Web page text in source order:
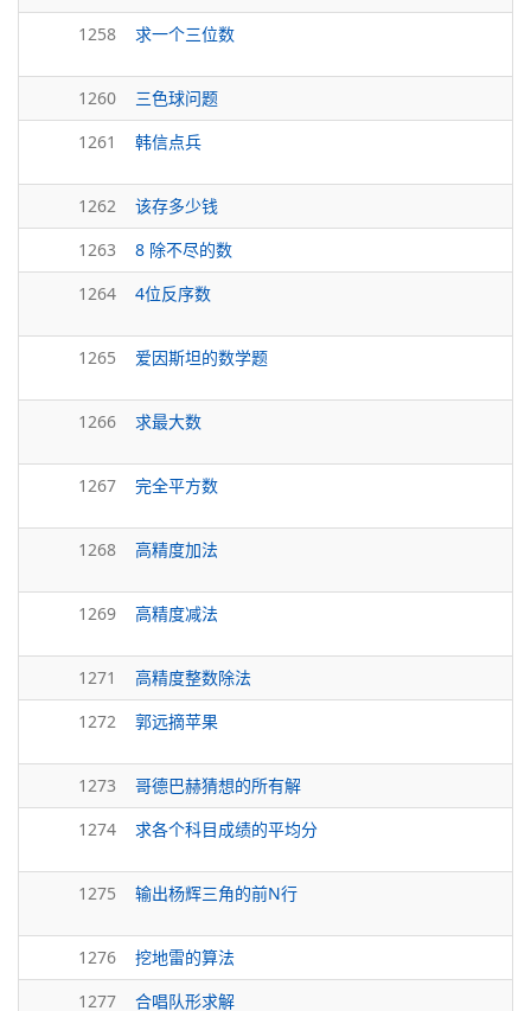
1258
求一个三位数
1260
三色球问题
1261
韩信点兵
1262
该存多少钱
1263
8 除不尽的数
1264
4位反序数
1265 爱因斯坦的数学题
1266 求最大数
1267 完全平方数
1268 高精度加法
1269 高精度减法
1271
高精度整数除法
1272
郭远摘苹果
1273
哥德巴赫猜想的所有解
1274
求各个科目成绩的平均分
1275 输出杨辉三角的前N行
1276
挖地雷的算法
1277
合唱队形求解